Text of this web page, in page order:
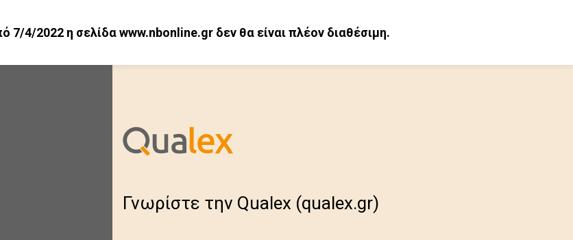
7/4/2022 η σελίδα www.nbonline.gr δεν θα είναι πλέον διαθέσιμη.
Γνωρίστε την Qualex (qualex.gr)